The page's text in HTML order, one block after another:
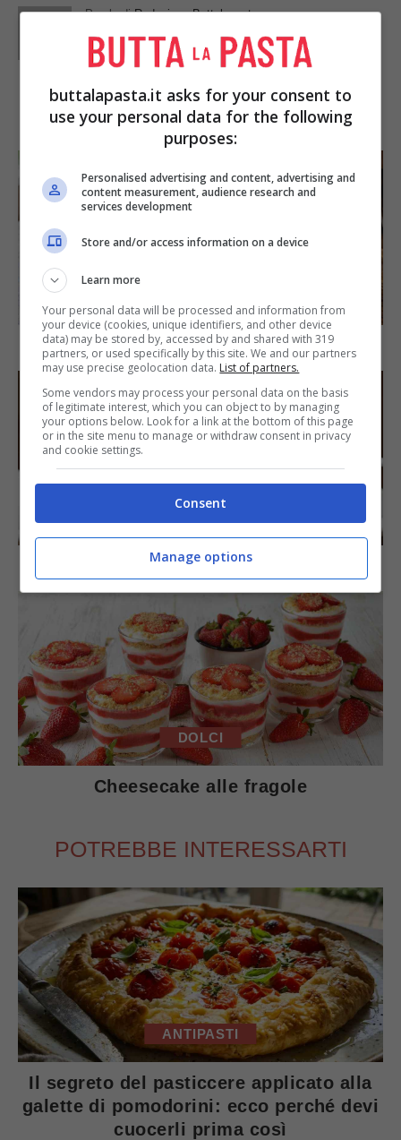
Parole diRedazione Buttalapasta
IN PRIMO PIANO
Arista di maiale al latte
Torta di mele e cioccolato
DOLCI
Cheesecake alle fragole
POTREBBE INTERESSARTI
ANTIPASTI
Il segreto del pasticcere applicato alla
galette di pomodorini: ecco perché devi
cuocerli prima così
buttalapasta.it asks for your consent to
use your personal data for the following
purposes:
Personalised advertising and content, advertising and
content measurement, audience research and
services development
Store and/or access information on a device
Learn more
Your personal data will be processed and information from
your device (cookies, unique identifiers, and other device
data) may be stored by, accessed by and shared with 319
partners, or used specifically by this site. We and our partners
may use precise geolocation data. List of partners.
Some vendors may process your personal data on the basis
of legitimate interest, which you can object to by managing
your options below. Look for a link at the bottom of this page
or in the site menu to manage or withdraw consent in privacy
and cookie settings.
Consent
Manage options